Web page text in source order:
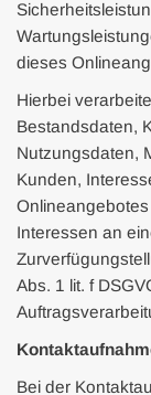
dieses
Hierbei
Bestandsdaten,
Nutzungsdaten,
Kunden,
Interessen an
Abs. 1 lit. f
Bei der